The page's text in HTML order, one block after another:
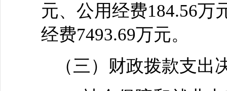
元、公用经费184.56万
经费7493.69万元。
（三）财政拨款支出